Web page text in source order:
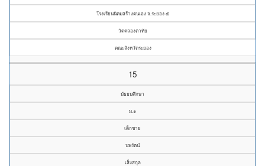
โรงเรียนนิคมสร้างตนเอง จ.ระยอง ๕
วัดคลองตาทัย
คณะจังหวัดระยอง
15
มัธยมศึกษา
ม.๑
เด็กชาย
นพรัตน์
เส็งสกุล